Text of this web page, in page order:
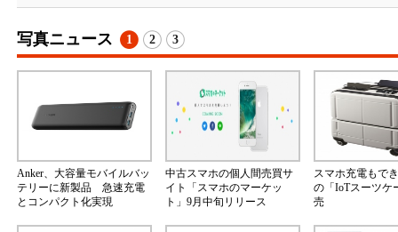
写真ニュース 1 2 3
Anker、大容量モバイルバッ
テリーに新製品 急速充電
とコンパクト化実現
中古スマホの個人間売買サ
イト「スマホのマーケッ
ト」9月中旬リリース
スマホ充電もで
の「IoTスーツケ
売